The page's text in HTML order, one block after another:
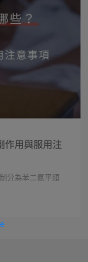
作用與服用注
分為苯二氮平類